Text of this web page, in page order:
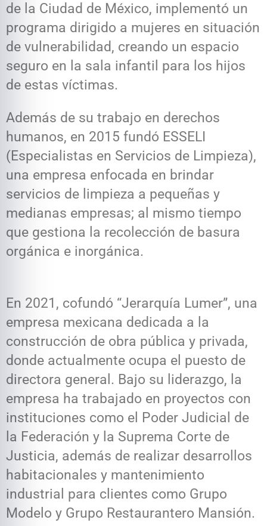
de la Ciudad de México, implementó un
programa dirigido a mujeres en situación
de vulnerabilidad, creando un espacio
seguro en la sala infantil para los hijos
de estas víctimas.
Además de su trabajo en derechos
humanos, en 2015 fundó ESSELI
(Especialistas en Servicios de Limpieza),
una empresa enfocada en brindar
servicios de limpieza a pequeñas y
medianas empresas; al mismo tiempo
que gestiona la recolección de basura
orgánica e inorgánica.
En 2021, cofundó “Jerarquía Lumer”, una
empresa mexicana dedicada a la
construcción de obra pública y privada,
donde actualmente ocupa el puesto de
directora general. Bajo su liderazgo, la
empresa ha trabajado en proyectos con
instituciones como el Poder Judicial de
la Federación y la Suprema Corte de
Justicia, además de realizar desarrollos
habitacionales y mantenimiento
industrial para clientes como Grupo
Modelo y Grupo Restaurantero Mansión.